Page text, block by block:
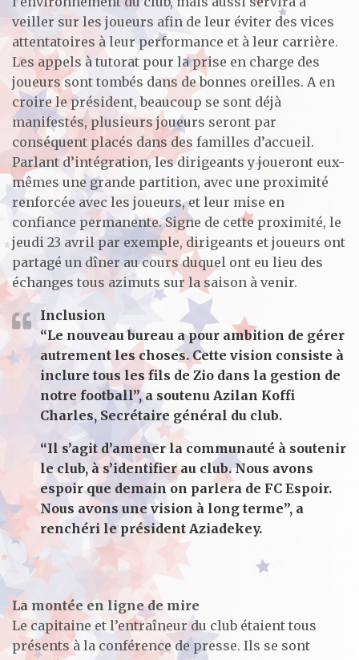
veiller sur les joueurs afin de leur éviter des vices
attentatoires à leur performance et à leur carrière.
Les appels à tutorat pour la prise en charge des
joueurs sont tombés dans de bonnes oreilles. A en
croire le président, beaucoup se sont déjà
manifestés, plusieurs joueurs seront par
conséquent placés dans des familles d’accueil.
Parlant d’intégration, les dirigeants y joueront eux-
mêmes une grande partition, avec une proximité
renforcée avec les joueurs, et leur mise en
confiance permanente. Signe de cette proximité, le
jeudi 23 avril par exemple, dirigeants et joueurs ont
partagé un dîner au cours duquel ont eu lieu des
échanges tous azimuts sur la saison à venir.
Inclusion
“Le nouveau bureau a pour ambition de gérer
autrement les choses. Cette vision consiste à
inclure tous les fils de Zio dans la gestion de
notre football”, a soutenu Azilan Koffi
Charles, Secrétaire général du club.
“Il s’agit d’amener la communauté à soutenir
le club, à s’identifier au club. Nous avons
espoir que demain on parlera de FC Espoir.
Nous avons une vision à long terme”, a
renchéri le président Aziadekey.
La montée en ligne de mire
Le capitaine et l’entraîneur du club étaient tous
présents à la conférence de presse. Ils se sont